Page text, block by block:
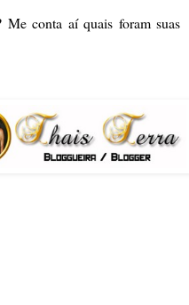
conta aí quais foram suas